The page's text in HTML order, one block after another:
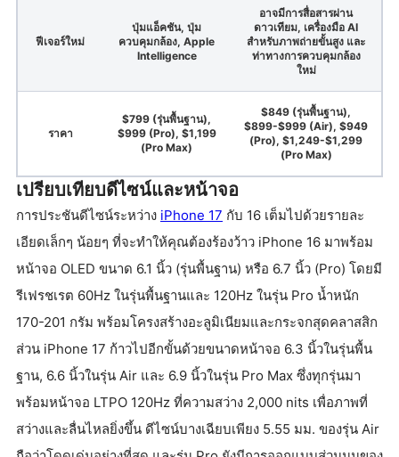
ฟีเจอร์ใหม่
ปุ่มแอ็คชัน, ปุ่ม
ควบคุมกล้อง, Apple
Intelligence
อาจมีการสื่อสารผ่าน
ดาวเทียม, เครื่องมือ AI
สำหรับภาพถ่ายขั้นสูง และ
ท่าทางการควบคุมกล้อง
ใหม่
ราคา
$799 (รุ่นพื้นฐาน),
$999 (Pro), $1,199
(Pro Max)
$849 (รุ่นพื้นฐาน),
$899-$999 (Air), $949
(Pro), $1,249-$1,299
(Pro Max)
เปรียบเทียบดีไซน์และหน้าจอ
การประชันดีไซน์ระหว่าง iPhone 17 กับ 16 เต็มไปด้วยรายละ
เอียดเล็กๆ น้อยๆ ที่จะทำให้คุณต้องร้องว้าว iPhone 16 มาพร้อม
หน้าจอ OLED ขนาด 6.1 นิ้ว (รุ่นพื้นฐาน) หรือ 6.7 นิ้ว (Pro) โดยมี
รีเฟรชเรต 60Hz ในรุ่นพื้นฐานและ 120Hz ในรุ่น Pro น้ำหนัก
170-201 กรัม พร้อมโครงสร้างอะลูมิเนียมและกระจกสุดคลาสสิก
ส่วน iPhone 17 ก้าวไปอีกขั้นด้วยขนาดหน้าจอ 6.3 นิ้วในรุ่นพื้น
ฐาน, 6.6 นิ้วในรุ่น Air และ 6.9 นิ้วในรุ่น Pro Max ซึ่งทุกรุ่นมา
พร้อมหน้าจอ LTPO 120Hz ที่ความสว่าง 2,000 nits เพื่อภาพที่
สว่างและลื่นไหลยิ่งขึ้น ดีไซน์บางเฉียบเพียง 5.55 มม. ของรุ่น Air